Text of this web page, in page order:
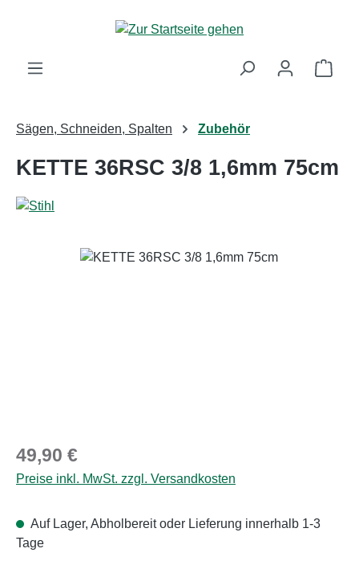
Zum Hauptinhalt springen
Sägen, Schneiden, Spalten Zubehör
KETTE 36RSC 3/8 1,6mm 75cm
Bildergalerie überspringen
Regulärer Preis:
49,90 €
Preise inkl. MwSt. zzgl. Versandkosten
Auf Lager, Abholbereit oder Lieferung innerhalb 1-3
Tage